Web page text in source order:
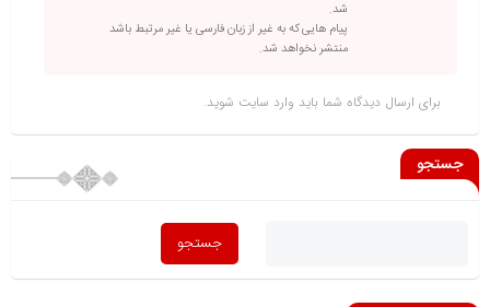
شد.
پیام هایی که به غیر از زبان فارسی یا غیر مرتبط باشد
منتشر نخواهد شد.
برای ارسال دیدگاه شما باید وارد سایت شوید.
جستجو